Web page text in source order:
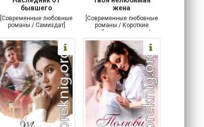
бывшего
[Современные любовные
романы / Самиздат]
жена
[Современные любовные
романы / Короткие
любовные романы /
Самиздат]